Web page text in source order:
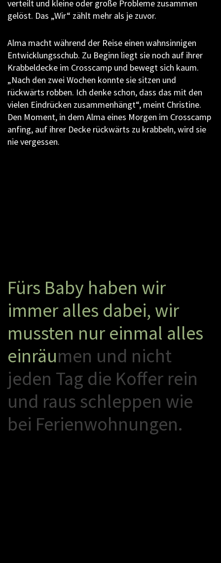
verteilt und kleine oder große Probleme zusammen
gelöst. Das „Wir“ zählt mehr als je zuvor.
Alma macht während der Reise einen wahnsinnigen
Entwicklungsschub. Zu Beginn liegt sie noch auf ihrer
Krabbeldecke im Crosscamp und bewegt sich kaum.
„Nach den zwei Wochen konnte sie sitzen und
rückwärts robben. Ich denke schon, dass das mit den
vielen Eindrücken zusammenhängt“, meint Christine.
Den Moment, in dem Alma eines Morgen im Crosscamp
anfing, auf ihrer Decke rückwärts zu krabbeln, wird sie
nie vergessen.
Fürs Baby haben wir
immer alles dabei, wir
mussten nur einmal alles
einräumen und nicht
jeden Tag die Kofer rein
und raus schleppen wie
bei Ferienwohnungen.